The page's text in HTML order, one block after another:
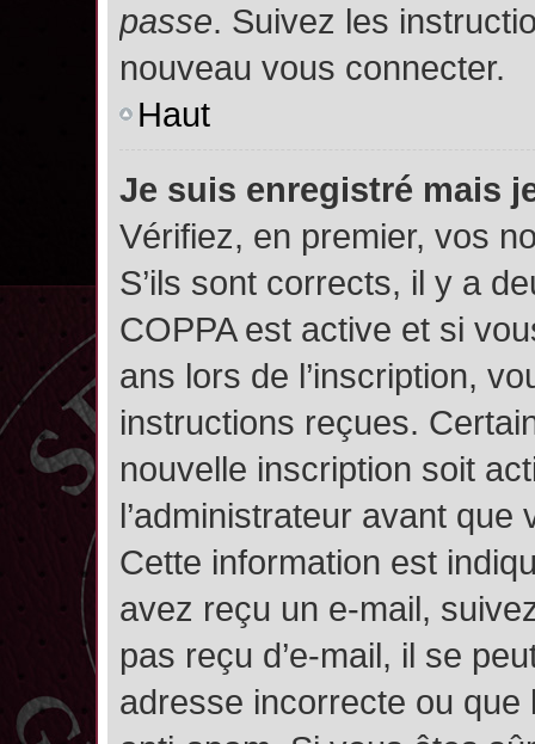
passe. Suivez les
nouveau vous connecter.
Haut
Je suis enregistré mais
Vérifiez, en premier, vos
S’ils sont corrects, il y a
COPPA est active et si
ans lors de l’inscription,
instructions reçues.
nouvelle inscription soit
l’administrateur avant
Cette information est
avez reçu un e-mail,
pas reçu d’e-mail, il se
adresse incorrecte ou que